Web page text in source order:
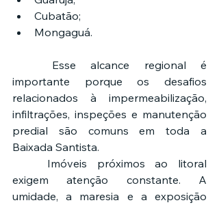
Cubatão;
Mongaguá.
importante porque os desafios
relacionados à impermeabilização,
infiltrações, inspeções e manutenção
predial são comuns em toda a
Baixada Santista.
exigem atenção constante. A
umidade, a maresia e a exposição